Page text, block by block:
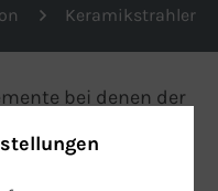
Keramikstrahler
bei denen der
verzundert